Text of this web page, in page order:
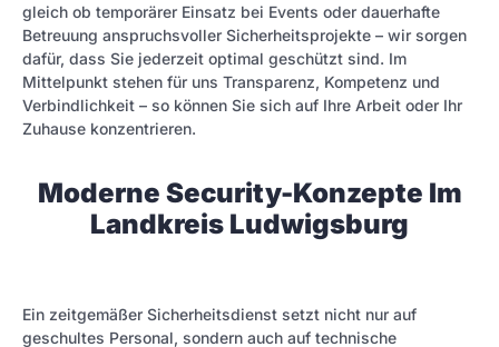
gleich ob temporärer Einsatz bei Events oder dauerhafte
Betreuung anspruchsvoller Sicherheitsprojekte – wir sorgen
dafür, dass Sie jederzeit optimal geschützt sind. Im
Mittelpunkt stehen für uns Transparenz, Kompetenz und
Verbindlichkeit – so können Sie sich auf Ihre Arbeit oder Ihr
Zuhause konzentrieren.
Moderne Security-Konzepte Im
Landkreis Ludwigsburg
Ein zeitgemäßer Sicherheitsdienst setzt nicht nur auf
geschultes Personal, sondern auch auf technische